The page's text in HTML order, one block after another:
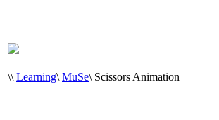
\\ Learning\ MuSe\ Scissors Animation